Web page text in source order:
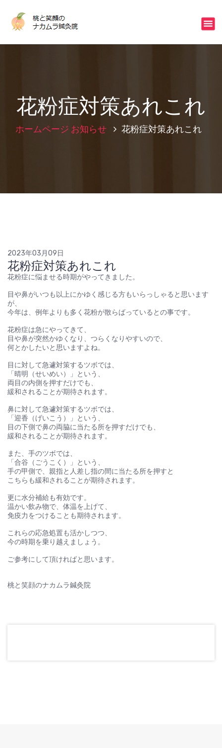
不眠・冷え・ストレスはご相談下さい
花粉症対策あれこれ
ホームページ お知らせ 花粉症対策あれこれ
2023年03月09日
花粉症対策あれこれ
花粉症に悩ませる時期がやってきました。
目や鼻がいつも以上にかゆく感じる方もいらっしゃると思います
が、
今年は、例年よりも多く花粉が散らばっているとの事です。
花粉症は急にやってきて、
目や鼻が突然かゆくなり、つらくなりやすいので、
何とかしたいと思いますよね。
目に対して急遽対策するツボでは、
「晴明（せいめい）」という、
両目の内側を押すだけでも、
緩和されることが期待されます。
鼻に対して急遽対策するツボでは、
「迎香（げいこう）」という、
目の下側で鼻の両脇に当たる所を押すだけでも、
緩和されることが期待されます。
また、手のツボでは、
「合谷（ごうこく）」という、
手の甲側で、親指と人差し指の間に当たる所を押すと
こちらも緩和されることが期待されます。
更に水分補給も有効です。
温かい飲み物で、体温を上げて、
免疫力をつけることも期待されます。
これらの応急処置も活かしつつ、
今の時期を乗り越えましょう。
ご参考にして頂ければと思います。
桃と笑顔のナカムラ鍼灸院